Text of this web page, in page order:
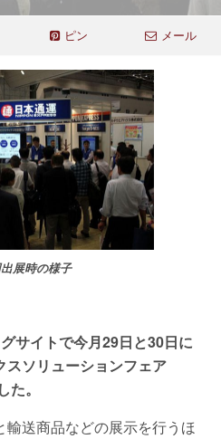
ピン メール
展時の様子
サイトで今月29日と30日に
スソリューションフェア
。
送商品などの展示を行うほ